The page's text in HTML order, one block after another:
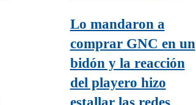
Lo mandaron a
comprar GNC en un
bidón y la reacción
del playero hizo